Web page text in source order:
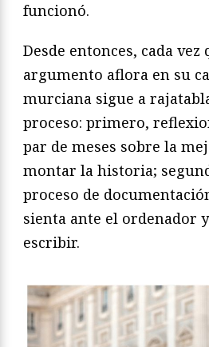
funcionó.
Desde entonces, cada
argumento aflora en su
murciana sigue a
proceso: primero,
par de meses sobre la
montar la historia;
proceso de
sienta ante el ordenador
escribir.